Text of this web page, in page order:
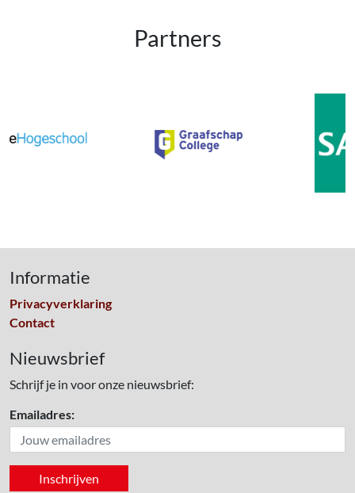
Partners
Informatie
Privacyverklaring
Contact
Nieuwsbrief
Schrijf je in voor onze nieuwsbrief:
Emailadres: